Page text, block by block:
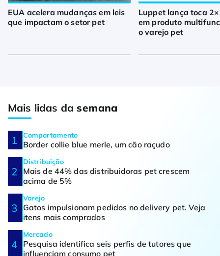
EUA acelera mudanças em leis
que impactam o setor pet
Luppet lança toca
em produto
o varejo pet
Mais lidas dasemana
Comportamento
Border collie blue merle, um cão raçudo
Distribuição
Mais de 44% das distribuidoras pet crescem
acima de 5%
Varejo
Gatos impulsionam pedidos no delivery pet. Veja
itens mais comprados
Mercado
Pesquisa identifica seis perfis de tutores que
influenciam consumo pet